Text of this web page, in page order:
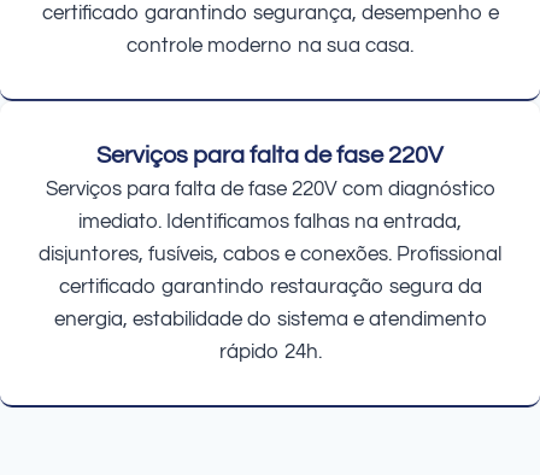
certificado garantindo segurança, desempenho e
controle moderno na sua casa.
Serviços para falta de fase 220V
Serviços para falta de fase 220V com diagnóstico
imediato. Identificamos falhas na entrada,
disjuntores, fusíveis, cabos e conexões. Profissional
certificado garantindo restauração segura da
energia, estabilidade do sistema e atendimento
rápido 24h.